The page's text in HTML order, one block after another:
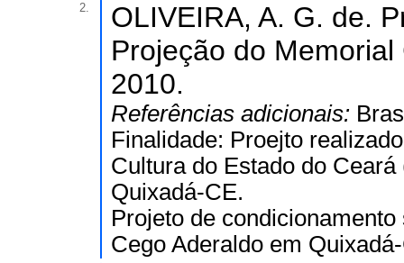
2.
OLIVEIRA, A. G. de.
Projeção do
2010.
Referências adicionais:
Finalidade: Proejto
Cultura do Estado do
Quixadá-CE.
Projeto de
Cego Aderaldo em